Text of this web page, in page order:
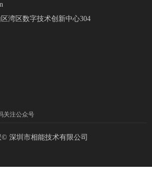
© 深圳市相能技术有限公司
关注公众号
湾区数字技术创新中心304